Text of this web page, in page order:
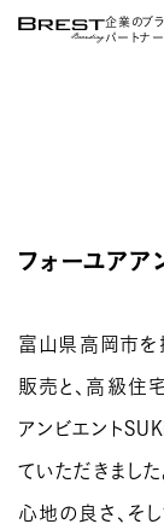
企業のブ
パートナー
フォーユアア
富山県高岡市を
販売と、高級住
アンビエント
ていただきまし
心地の良さ、そ